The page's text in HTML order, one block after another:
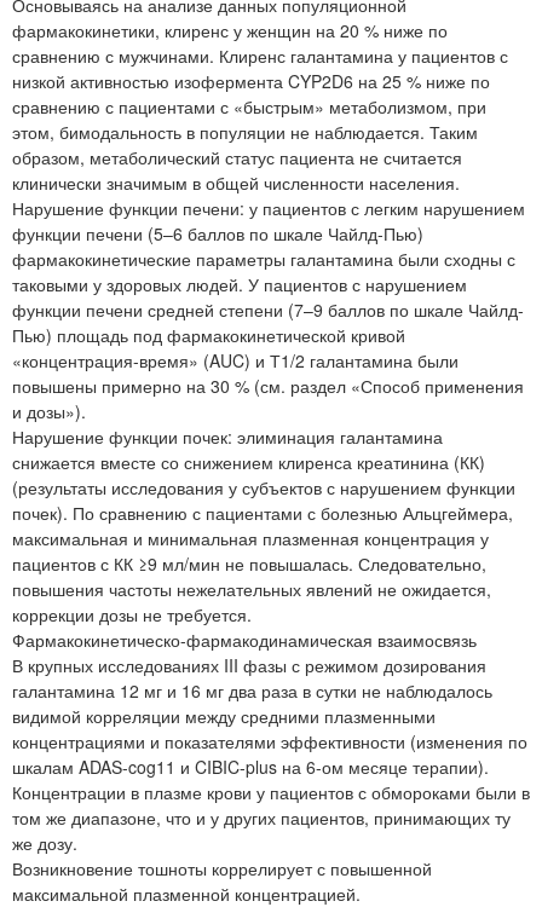
фармакокинетики, клиренс у женщин на 20 % ниже по
сравнению с мужчинами. Клиренс галантамина у пациентов с
низкой активностью изофермента CYP2D6 на 25 % ниже по
сравнению с пациентами с «быстрым» метаболизмом, при
этом, бимодальность в популяции не наблюдается. Таким
образом, метаболический статус пациента не считается
клинически значимым в общей численности населения.
Нарушение функции печени: у пациентов с легким нарушением
функции печени (5–6 баллов по шкале Чайлд-Пью)
фармакокинетические параметры галантамина были сходны с
таковыми у здоровых людей. У пациентов с нарушением
функции печени средней степени (7–9 баллов по шкале Чайлд-
Пью) площадь под фармакокинетической кривой
«концентрация-время» (AUC) и Т1/2 галантамина были
повышены примерно на 30 % (см. раздел «Способ применения
и дозы»).
Нарушение функции почек: элиминация галантамина
снижается вместе со снижением клиренса креатинина (КК)
(результаты исследования у субъектов с нарушением функции
почек). По сравнению с пациентами с болезнью Альцгеймера,
максимальная и минимальная плазменная концентрация у
пациентов с КК ≥9 мл/мин не повышалась. Следовательно,
повышения частоты нежелательных явлений не ожидается,
коррекции дозы не требуется.
Фармакокинетическо-фармакодинамическая взаимосвязь
В крупных исследованиях III фазы с режимом дозирования
галантамина 12 мг и 16 мг два раза в сутки не наблюдалось
видимой корреляции между средними плазменными
концентрациями и показателями эффективности (изменения по
шкалам ADAS-cog11 и CIBIC-plus на 6-ом месяце терапии).
Концентрации в плазме крови у пациентов с обмороками были в
том же диапазоне, что и у других пациентов, принимающих ту
же дозу.
Возникновение тошноты коррелирует с повышенной
максимальной плазменной концентрацией.